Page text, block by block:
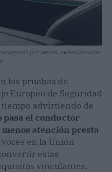
por menús, menos atención
las pruebas de
Europeo de Seguridad
advirtiendo de
pasa el conductor
atención presta
voces en la Unión
estas
vinculantes.